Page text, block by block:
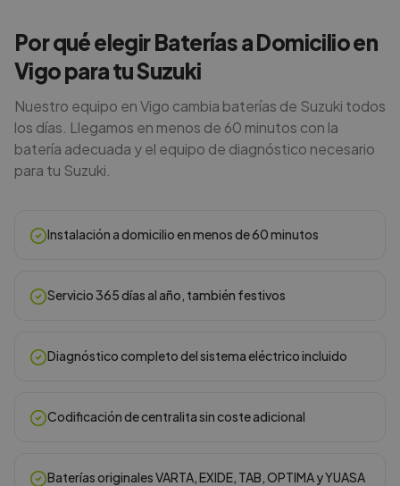
Por qué elegir Baterías a Domicilio en
Vigo para tu Suzuki
Nuestro equipo en Vigo cambia baterías de Suzuki todos
los días. Llegamos en menos de 60 minutos con la
batería adecuada y el equipo de diagnóstico necesario
para tu Suzuki.
Instalación a domicilio en menos de 60 minutos
Servicio 365 días al año, también festivos
Diagnóstico completo del sistema eléctrico incluido
Codificación de centralita sin coste adicional
Baterías originales VARTA, EXIDE, TAB, OPTIMA y YUASA